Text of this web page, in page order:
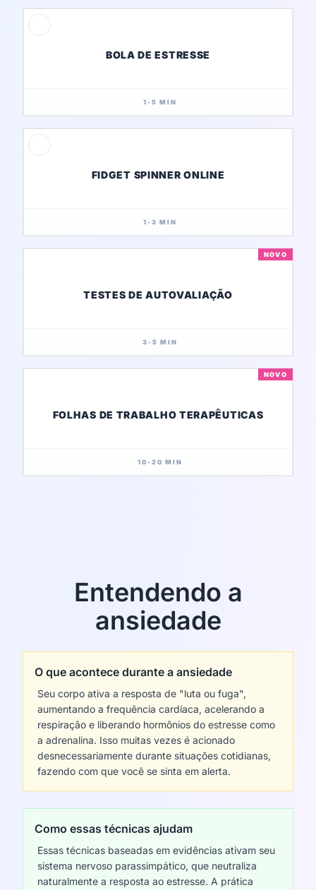
BOLA DE ESTRESSE
1-5 MIN
FIDGET SPINNER ONLINE
1-3 MIN
NOVO
TESTES DE AUTOVALIAÇÃO
3-5 MIN
NOVO
FOLHAS DE TRABALHO TERAPÊUTICAS
10-20 MIN
Entendendo a
ansiedade
O que acontece durante a ansiedade
Seu corpo ativa a resposta de "luta ou fuga",
aumentando a frequência cardíaca, acelerando a
respiração e liberando hormônios do estresse como
a adrenalina. Isso muitas vezes é acionado
desnecessariamente durante situações cotidianas,
fazendo com que você se sinta em alerta.
Como essas técnicas ajudam
Essas técnicas baseadas em evidências ativam seu
sistema nervoso parassimpático, que neutraliza
naturalmente a resposta ao estresse. A prática